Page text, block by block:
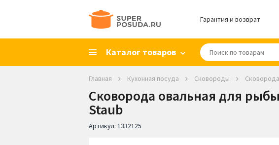
Гарантия и возврат
Каталог товаров
Главная Кухонная посуда Сковороды
Сковорода овальная для
Staub
Артикул: 1332125